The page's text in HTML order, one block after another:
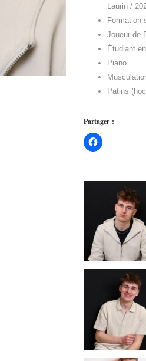
Laurin /
Formation
Joueur de
Étudiant
Piano
Patins
Partager :